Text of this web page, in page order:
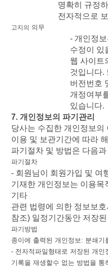
명확히 규정
전자적으로
고지의 의무
- 개인정
수정이
있
웹 사이트
것입니다.
버전번호
개정여부
있습니다.
7.개인정보의 파기관리
당사는 수집한 개인정보의
이용 및 보관기간에 따라
파기절차 및 방법은 다음과
파기절차
- 회원님이 회원가입 및 여
기재한 개인정보는 이용목
기타
관련 법령에 의한 정보보호
참조) 일정기간동안 저장된
파기방법
종이에 출력된 개인정보: 분쇄기
- 전자적파일형태로 저장된 개인
기록을 재생할수 없는 방법을 통